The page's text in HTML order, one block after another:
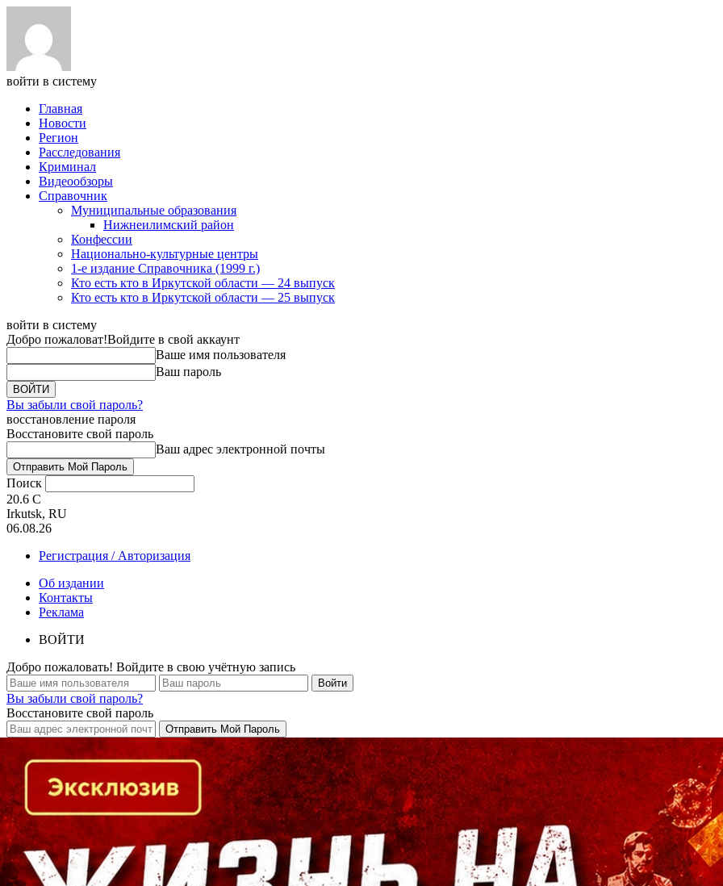
войти в систему
Главная
Новости
Регион
Расследования
Криминал
Видеообзоры
Справочник
Муниципальные образования
Нижнеилимский район
Конфессии
Национально-культурные центры
1-е издание Справочника (1999 г.)
Кто есть кто в Иркутской области — 24 выпуск
Кто есть кто в Иркутской области — 25 выпуск
войти в систему
Добро пожаловат!Войдите в свой аккаунт
Ваше имя пользователя
Ваш пароль
Вы забыли свой пароль?
восстановление пароля
Восстановите свой пароль
Ваш адрес электронной почты
Поиск
20.6 C
Irkutsk, RU
06.08.26
Регистрация / Авторизация
Об издании
Контакты
Реклама
ВОЙТИ
Добро пожаловать! Войдите в свою учётную запись
Вы забыли свой пароль?
Восстановите свой пароль
Кто есть кто в Байкальском регионе